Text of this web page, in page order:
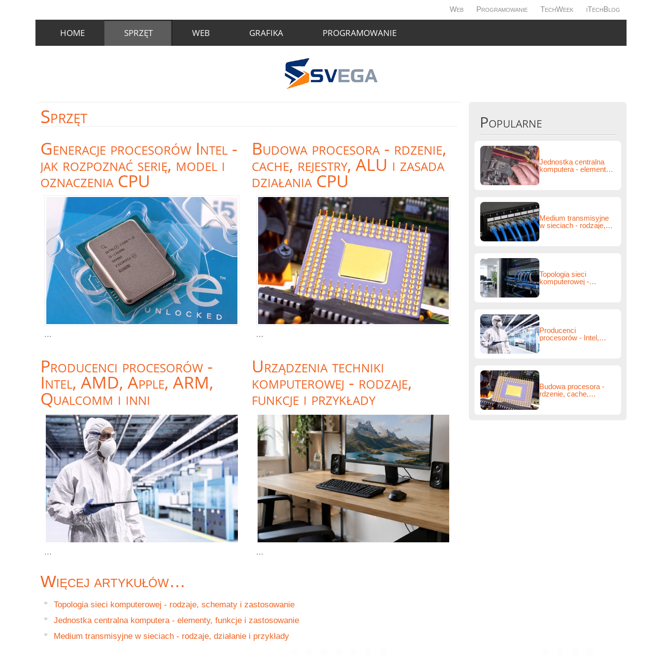
Web Programowanie TechWeek iTechBlog
HOME SPRZĘT WEB GRAFIKA PROGRAMOWANIE
Sprzęt
Generacje procesorów Intel -
jak rozpoznać serię, model i
oznaczenia CPU
...
Budowa procesora - rdzenie,
cache, rejestry, ALU i zasada
działania CPU
...
Producenci procesorów -
Intel, AMD, Apple, ARM,
Qualcomm i inni
...
Urządzenia techniki
komputerowej - rodzaje,
funkcje i przykłady
...
Więcej artykułów…
Topologia sieci komputerowej - rodzaje, schematy i zastosowanie
Jednostka centralna komputera - elementy, funkcje i zastosowanie
Medium transmisyjne w sieciach - rodzaje, działanie i przykłady
Popularne
Jednostka centralna
komputera - elementy,
Medium transmisyjne
w sieciach - rodzaje,
Topologia sieci
komputerowej -
Producenci
procesorów - Intel,
Budowa procesora -
rdzenie, cache,